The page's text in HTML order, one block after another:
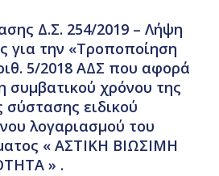
Δ.Σ. 254/2019 – Λήψη
για την «Τροποποίηση
5/2018 ΑΔΣ που αφορά
συμβατικού χρόνου της
ειδικού
λογαριασμού του
« ΑΣΤΙΚΗ ΒΙΩΣΙΜΗ
» .